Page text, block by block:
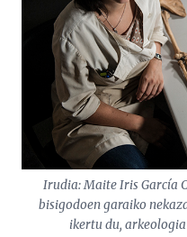
Irudia: Maite Iris García
bisigodoen garaiko
ikertu du,